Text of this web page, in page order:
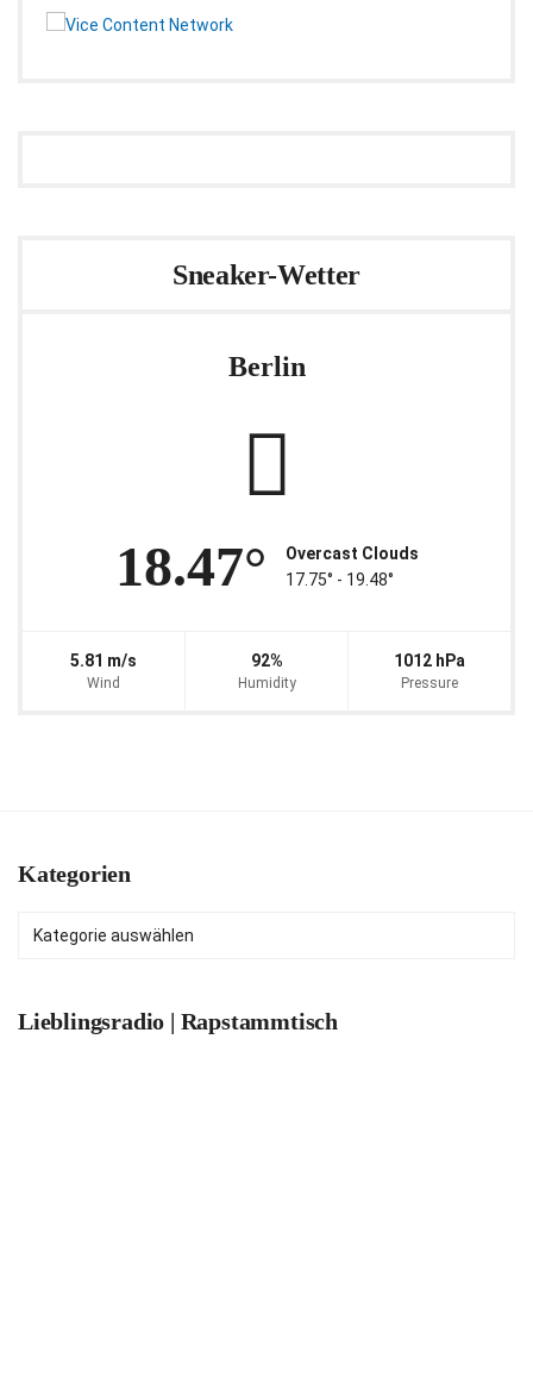
Sneaker-Wetter
Berlin
18.47°
Overcast Clouds
17.75° ‐ 19.48°
5.81 m/s
Wind
92%
Humidity
1012 hPa
Pressure
Kategorien
Lieblingsradio | Rapstammtisch